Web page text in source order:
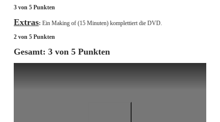
3 von 5 Punkten
Extras: Ein Making of (15 Minuten) komplettiert die DVD.
2 von 5 Punkten
Gesamt: 3 von 5 Punkten